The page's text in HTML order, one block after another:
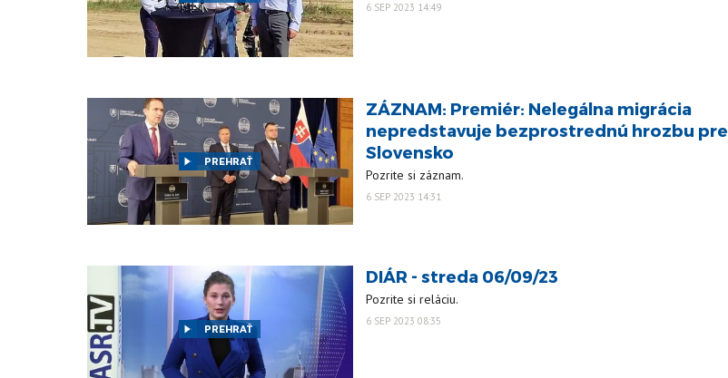
6 SEP 2023 14:49
PREHRAŤ
ZÁZNAM: Premiér: Nelegálna migrácia
nepredstavuje bezprostrednú hrozbu pre
Slovensko
Pozrite si záznam.
6 SEP 2023 14:31
PREHRAŤ
DIÁR - streda 06/09/23
Pozrite si reláciu.
6 SEP 2023 08:35